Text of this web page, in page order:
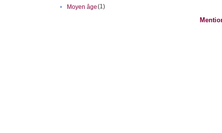
• Moyen âge(1)